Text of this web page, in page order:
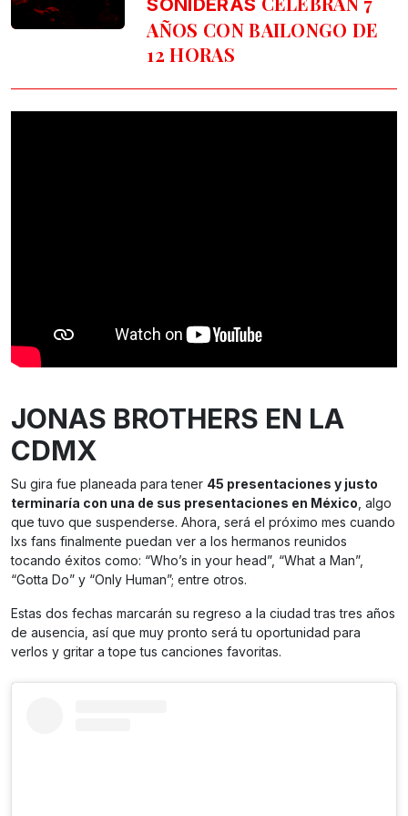
SONIDERAS
AÑOS CON BAILONGO DE
12 HORAS
JONAS BROTHERS EN LA
CDMX
Su gira fue planeada para tener 45 presentaciones y justo
terminaría con una de sus presentaciones en México , algo
que tuvo que suspenderse. Ahora, será el próximo mes cuando
lxs fans finalmente puedan ver a los hermanos reunidos
tocando éxitos como: “Who’s in your head”, “What a Man”,
“Gotta Do” y “Only Human”; entre otros.
Estas dos fechas marcarán su regreso a la ciudad tras tres años
de ausencia, así que muy pronto será tu oportunidad para
verlos y gritar a tope tus canciones favoritas.